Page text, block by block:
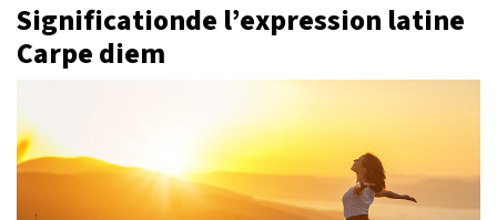
Significationde l’expression latine
Carpe diem